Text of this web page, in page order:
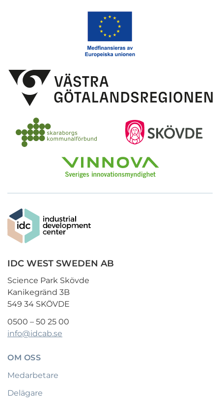
IDC WEST SWEDEN AB
Science Park Skövde
Kanikegränd 3B
549 34 SKÖVDE
0500 – 50 25 00
info@idcab.se
OM OSS
Medarbetare
Delägare